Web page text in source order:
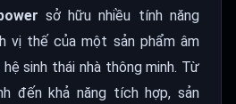
sở hữu nhiều tính năng
vị thế của một sản phẩm âm
sinh thái nhà thông minh. Từ
đến khả năng tích hợp, sản